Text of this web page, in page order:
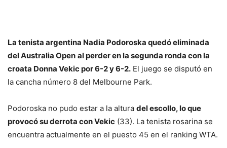
La tenista argentina Nadia Podoroska quedó eliminada
del Australia Open al perder en la segunda ronda con la
croata Donna Vekic por 6-2 y 6-2. El juego se disputó en
la cancha número 8 del Melbourne Park.
Podoroska no pudo estar a la altura del escollo, lo que
provocó su derrota con Vekic (33). La tenista rosarina se
encuentra actualmente en el puesto 45 en el ranking WTA.